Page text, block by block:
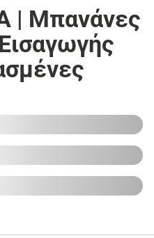
| Μπανάνες